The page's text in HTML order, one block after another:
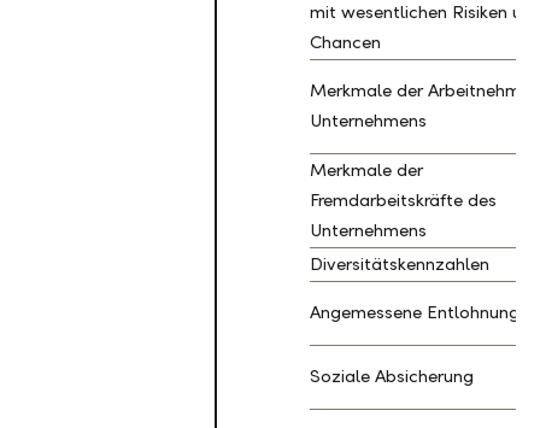
mit wesentlichen Risiken
Chancen
Merkmale der Arbeitnehmer
Unternehmens
Merkmale der
Fremdarbeitskräfte des
Unternehmens
Diversitätskennzahlen
Angemessene Entlohnung
Soziale Absicherung